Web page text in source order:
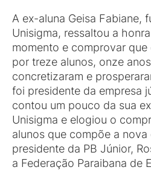
A ex-aluna Geisa Fabiane,
Unisigma, ressaltou a
momento e comprovar
por treze alunos, onze
concretizaram e
foi presidente da empresa
contou um pouco da sua
Unisigma e elogiou o
alunos que compõe a
presidente da PB Júnior,
a Federação Paraibana de